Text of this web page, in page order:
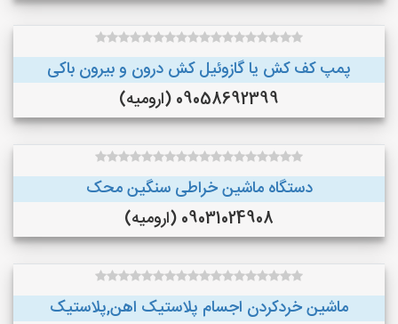
پمپ کف کش یا گازوئیل کش درون و بیرون باکی
09058692399 (ارومیه)
دستگاه ماشین خراطی سنگین محک
09031024908 (ارومیه)
ماشین خردکردن اجسام پلاستیک اهن,پلاستیک